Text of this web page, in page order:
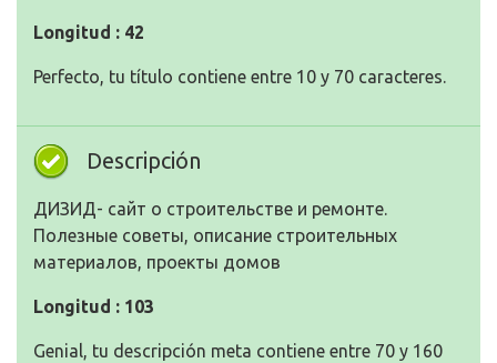
Longitud : 42
Perfecto, tu título contiene entre 10 y 70 caracteres.
Descripción
ДИЗИД- сайт о строительстве и ремонте.
Полезные советы, описание строительных
материалов, проекты домов
Longitud : 103
Genial, tu descripción meta contiene entre 70 y 160